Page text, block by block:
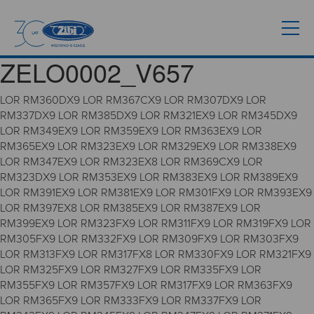
ZELO0002_V657
LOR RM360DX9 LOR RM367CX9 LOR RM307DX9 LOR
RM337DX9 LOR RM385DX9 LOR RM321EX9 LOR RM345DX9
LOR RM349EX9 LOR RM359EX9 LOR RM363EX9 LOR
RM365EX9 LOR RM323EX9 LOR RM329EX9 LOR RM338EX9
LOR RM347EX9 LOR RM323EX8 LOR RM369CX9 LOR
RM323DX9 LOR RM353EX9 LOR RM383EX9 LOR RM389EX9
LOR RM391EX9 LOR RM381EX9 LOR RM301FX9 LOR RM393EX9
LOR RM397EX8 LOR RM385EX9 LOR RM387EX9 LOR
RM399EX9 LOR RM323FX9 LOR RM311FX9 LOR RM319FX9 LOR
RM305FX9 LOR RM332FX9 LOR RM309FX9 LOR RM303FX9
LOR RM313FX9 LOR RM317FX8 LOR RM330FX9 LOR RM321FX9
LOR RM325FX9 LOR RM327FX9 LOR RM335FX9 LOR
RM355FX9 LOR RM357FX9 LOR RM317FX9 LOR RM363FX9
LOR RM365FX9 LOR RM333FX9 LOR RM337FX9 LOR